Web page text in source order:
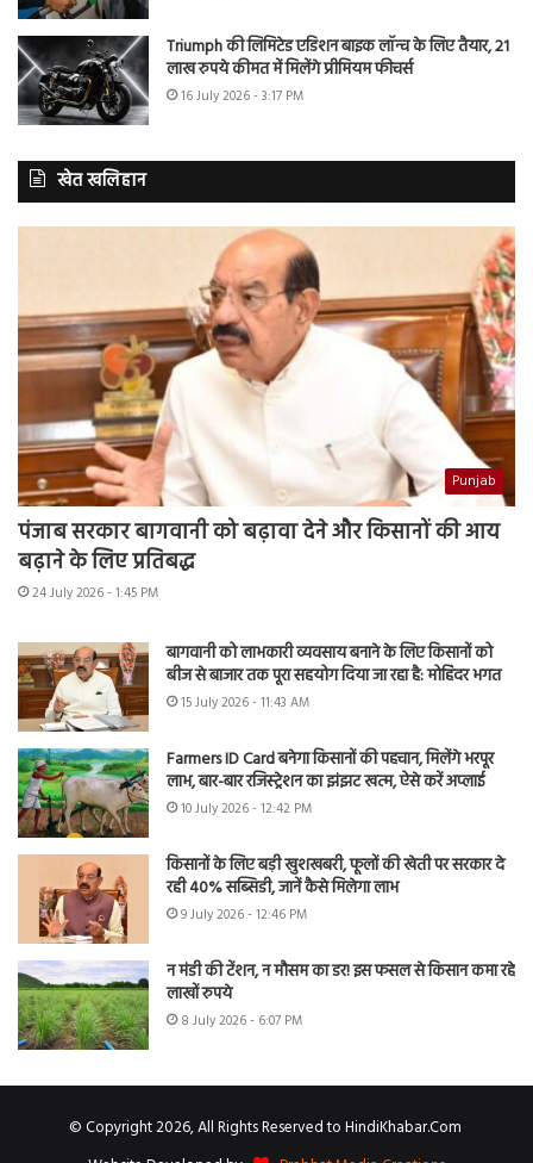
Triumph की लिमिटेड एडिशन बाइक लॉन्च के लिए तैयार, 21
लाख रुपये कीमत में मिलेंगे प्रीमियम फीचर्स
16 July 2026 - 3:17 PM
खेत खलिहान
Punjab
पंजाब सरकार बागवानी को बढ़ावा देने और किसानों की आय
बढ़ाने के लिए प्रतिबद्ध
24 July 2026 - 1:45 PM
बागवानी को लाभकारी व्यवसाय बनाने के लिए किसानों को
बीज से बाजार तक पूरा सहयोग दिया जा रहा है: मोहिंदर भगत
15 July 2026 - 11:43 AM
Farmers ID Card बनेगा किसानों की पहचान, मिलेंगे भरपूर
लाभ, बार-बार रजिस्ट्रेशन का झंझट खत्म, ऐसे करें अप्लाई
10 July 2026 - 12:42 PM
किसानों के लिए बड़ी खुशखबरी, फूलों की खेती पर सरकार दे
रही 40% सब्सिडी, जानें कैसे मिलेगा लाभ
9 July 2026 - 12:46 PM
न मंडी की टेंशन, न मौसम का डर! इस फसल से किसान कमा रहे
लाखों रुपये
8 July 2026 - 6:07 PM
© Copyright 2026, All Rights Reserved to HindiKhabar.Com